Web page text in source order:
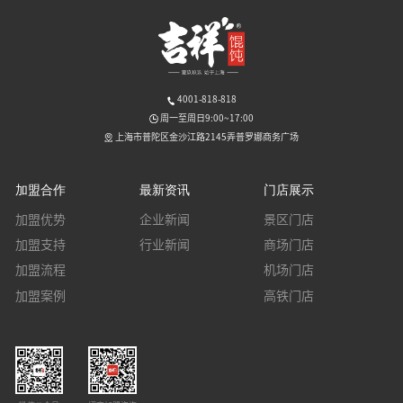
4001-818-818
周一至周日9:00~17:00
上海市普陀区金沙江路2145弄普罗娜商务广场
加盟合作
加盟优势
加盟支持
加盟流程
加盟案例
最新资讯
企业新闻
行业新闻
门店展示
景区门店
商场门店
机场门店
高铁门店